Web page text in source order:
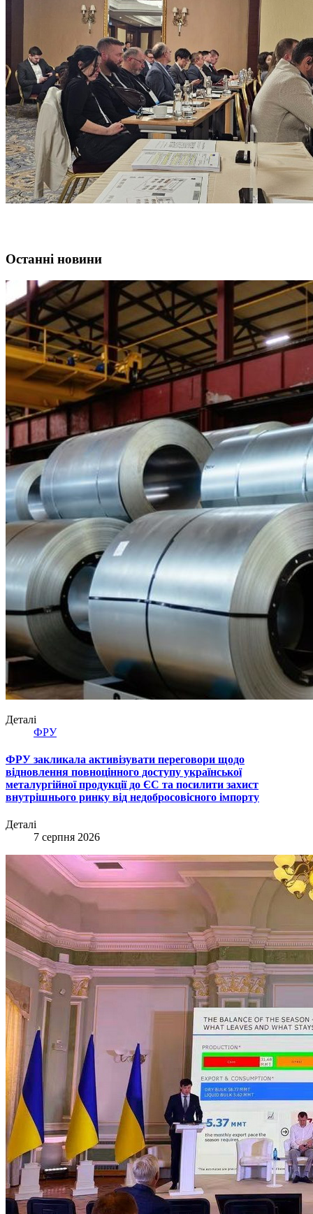
Останні новини
Деталі
ФРУ
ФРУ закликала активізувати переговори щодо
відновлення повноцінного доступу української
металургійної продукції до ЄС та посилити захист
внутрішнього ринку від недобросовісного імпорту
Деталі
7 серпня 2026